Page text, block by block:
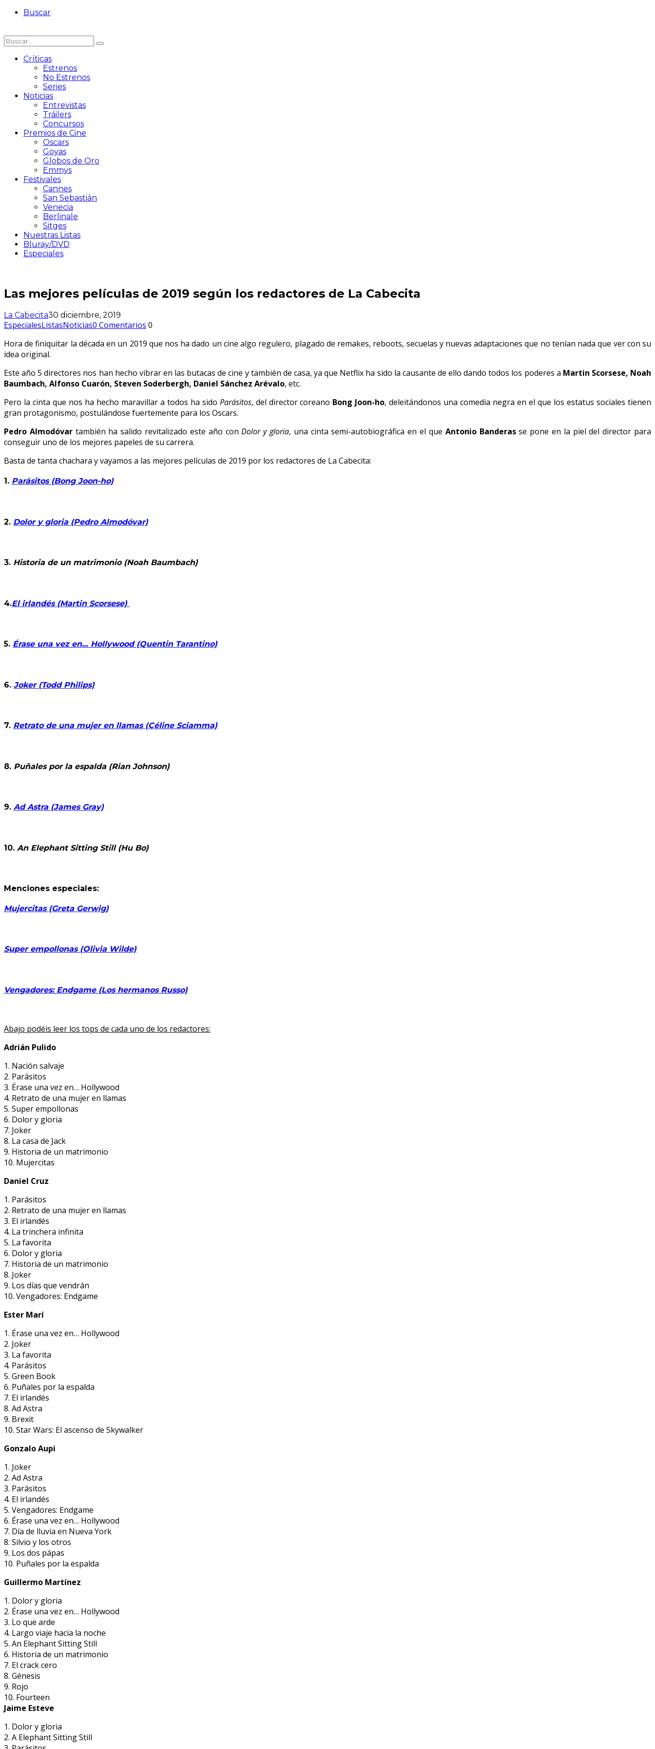
Buscar
Críticas
Estrenos
No Estrenos
Series
Noticias
Entrevistas
Tráilers
Concursos
Premios de Cine
Oscars
Goyas
Globos de Oro
Emmys
Festivales
Cannes
San Sebastián
Venecia
Berlinale
Sitges
Nuestras Listas
Bluray/DVD
Especiales
Las mejores películas de 2019 según los redactores de La Cabecita
La Cabecita30 diciembre, 2019
EspecialesListasNoticias0 Comentarios 0
Hora de finiquitar la década en un 2019 que nos ha dado un cine algo regulero, plagado de remakes, reboots, secuelas y nuevas adaptaciones que no tenían nada que ver con su
idea original.
Este año 5 directores nos han hecho vibrar en las butacas de cine y también de casa, ya que Netflix ha sido la causante de ello dando todos los poderes a Martin Scorsese, Noah
Baumbach, Alfonso Cuarón, Steven Soderbergh, Daniel Sánchez Arévalo, etc.
Pero la cinta que nos ha hecho maravillar a todos ha sido Parásitos, del director coreano Bong Joon-ho, deleitándonos una comedia negra en el que los estatus sociales tienen
gran protagonismo, postulándose fuertemente para los Oscars.
Pedro Almodóvartambién ha salido revitalizado este año con Dolor y gloria, una cinta semi-autobiográfica en el que Antonio Banderasse pone en la piel del director para
conseguir uno de los mejores papeles de su carrera.
Basta de tanta chachara y vayamos a las mejores películas de 2019 por los redactores de La Cabecita:
1. Parásitos (Bong Joon-ho)
2. Dolor y gloria (Pedro Almodóvar)
3. Historia de un matrimonio (Noah Baumbach)
4.El irlandés (Martin Scorsese)
5. Érase una vez en… Hollywood (Quentin Tarantino)
6. Joker (Todd Philips)
7. Retrato de una mujer en llamas (Céline Sciamma)
8. Puñales por la espalda (Rian Johnson)
9. Ad Astra (James Gray)
10. An Elephant Sitting Still (Hu Bo)
Menciones especiales:
Mujercitas (Greta Gerwig)
Super empollonas (Olivia Wilde)
Vengadores: Endgame (Los hermanos Russo)
Abajo podéis leer los tops de cada uno de los redactores:
Adrián Pulido
1. Nación salvaje
2. Parásitos
3. Érase una vez en… Hollywood
4. Retrato de una mujer en llamas
5. Super empollonas
6. Dolor y gloria
7. Joker
8. La casa de Jack
9. Historia de un matrimonio
10. Mujercitas
Daniel Cruz
1. Parásitos
2. Retrato de una mujer en llamas
3. El irlandés
4. La trinchera infinita
5. La favorita
6. Dolor y gloria
7. Historia de un matrimonio
8. Joker
9. Los días que vendrán
10. Vengadores: Endgame
Ester Marí
1. Érase una vez en… Hollywood
2. Joker
3. La favorita
4. Parásitos
5. Green Book
6. Puñales por la espalda
7. El irlandés
8. Ad Astra
9. Brexit
10. Star Wars: El ascenso de Skywalker
Gonzalo Aupi
1. Joker
2. Ad Astra
3. Parásitos
4. El irlandés
5. Vengadores: Endgame
6. Érase una vez en… Hollywood
7. Día de lluvia en Nueva York
8. Silvio y los otros
9. Los dos pápas
10. Puñales por la espalda
Guillermo Martínez
1. Dolor y gloria
2. Érase una vez en… Hollywood
3. Lo que arde
4. Largo viaje hacia la noche
5. An Elephant Sitting Still
6. Historia de un matrimonio
7. El crack cero
8. Génesis
9. Rojo
10. Fourteen
Jaime Esteve
1. Dolor y gloria
2. A Elephant Sitting Still